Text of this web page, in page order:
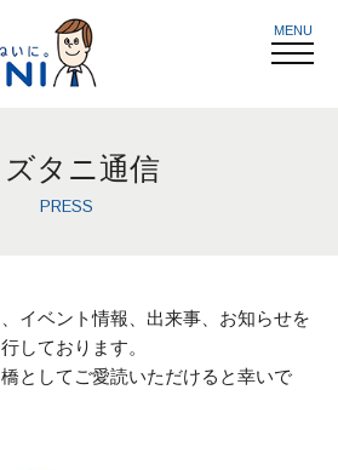
MENU
ズタニ通信
PRESS
イベント情報、出来事、お知らせを
しております。
としてご愛読いただけると幸いで